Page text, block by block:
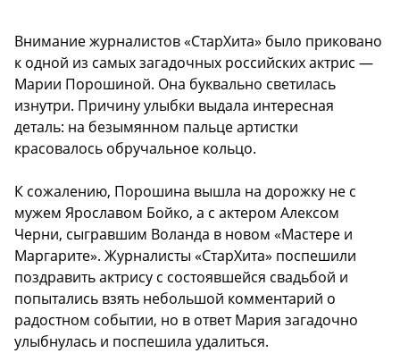
Внимание журналистов «СтарХита» было приковано
к одной из самых загадочных российских актрис —
Марии Порошиной. Она буквально светилась
изнутри. Причину улыбки выдала интересная
деталь: на безымянном пальце артистки
красовалось обручальное кольцо.
К сожалению, Порошина вышла на дорожку не с
мужем Ярославом Бойко, а с актером Алексом
Черни, сыгравшим Воланда в новом «Мастере и
Маргарите». Журналисты «СтарХита» поспешили
поздравить актрису с состоявшейся свадьбой и
попытались взять небольшой комментарий о
радостном событии, но в ответ Мария загадочно
улыбнулась и поспешила удалиться.